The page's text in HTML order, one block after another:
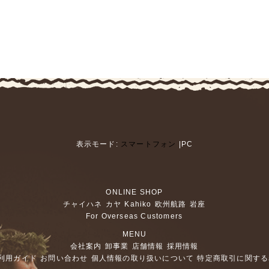
表示モード: スマートフォン |PC
ONLINE SHOP
チャイハネ
カヤ Kahiko 欧州航路 岩座
For Overseas Customers
MENU
会社案内 卸事業 店舗情報 採用情報
用ガイド お問い合わせ 個人情報の取り扱いについて 特定商取引に関す